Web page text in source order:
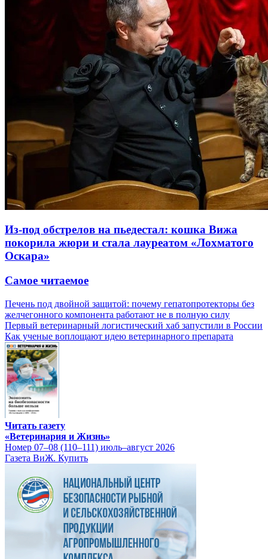
Из-под обстрелов на пьедестал: кошка Вижа
покорила жюри и стала лауреатом «Лохматого
Оскара»
Самое читаемое
Печень под двойной защитой: почему гепатопротекторы без
желчегонного компонента работают не в полную силу
Первый ветеринарный логистический хаб запустили в России
Как ученые воплощают идею ветеринарного препарата
Читать газету
«Ветеринария и Жизнь»
Номер 07–08 (110–111) июль–август 2026
Газета ВиЖ. Купить